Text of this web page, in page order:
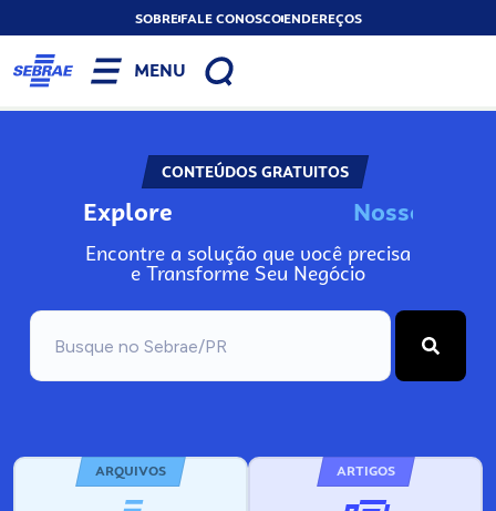
SOBREFALE CONOSCOENDEREÇOS
MENU
CONTEÚDOS GRATUITOS
Explore Nosso
Encontre a solução que você precisa
e Transforme Seu Negócio
ARQUIVOS ARTIGOS